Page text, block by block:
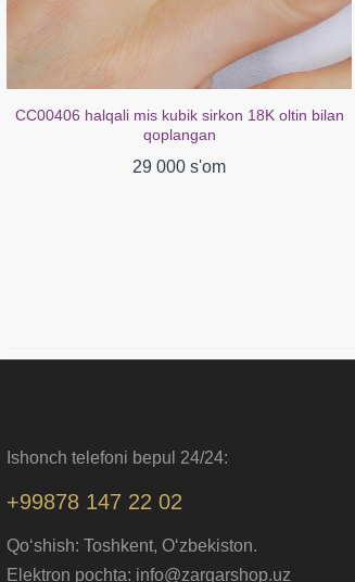
CC00589 Sirg'alar mis kubik tsirkon 18K oltin bilan
qoplangan
29 000 s'om
Ishonch telefoni bepul 24/24:
+99878 147 22 02
Qo‘shish: Toshkent, O‘zbekiston.
Elektron pochta: info@zargarshop.uz